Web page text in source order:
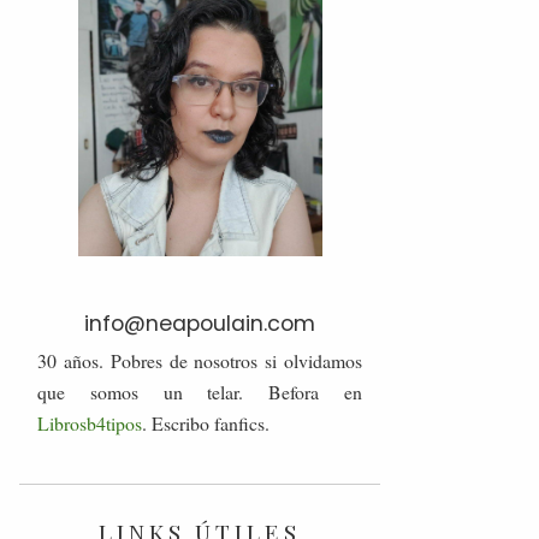
info@neapoulain.com
30 años. Pobres de nosotros si olvidamos
que somos un telar. Befora en
Librosb4tipos. Escribo fanfics.
LINKS ÚTILES